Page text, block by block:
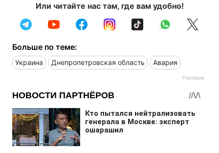
Или читайте нас там, где вам удобно!
Больше по теме:
Украина Днепропетровская область Авария